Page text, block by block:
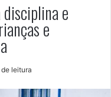
e
e
leitura